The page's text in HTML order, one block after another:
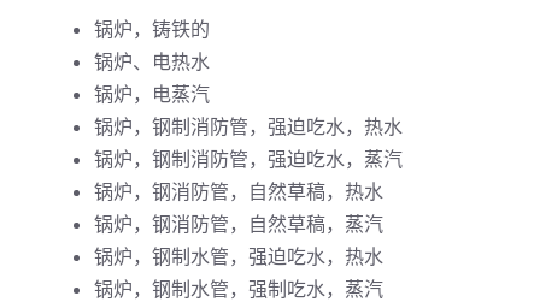
锅炉，铸铁的
锅炉、电热水
锅炉，电蒸汽
锅炉，钢制消防管，强迫吃水，热水
锅炉，钢制消防管，强迫吃水，蒸汽
锅炉，钢消防管，自然草稿，热水
锅炉，钢消防管，自然草稿，蒸汽
锅炉，钢制水管，强迫吃水，热水
锅炉，钢制水管，强制吃水，蒸汽